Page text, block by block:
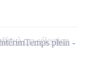
Temps plein
à ma sélection